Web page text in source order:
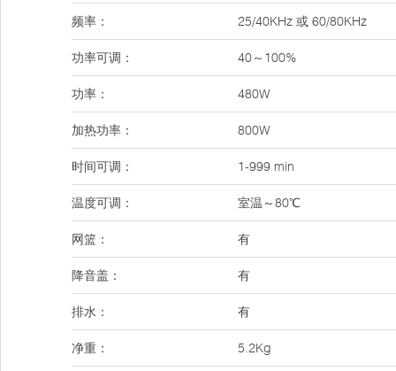
频率： 25/40KHz 或 60/80KHz
功率可调： 40～100%
功率： 480W
加热功率： 800W
时间可调： 1-999 min
温度可调： 室温～80℃
网篮： 有
降音盖： 有
排水： 有
净重： 5.2Kg